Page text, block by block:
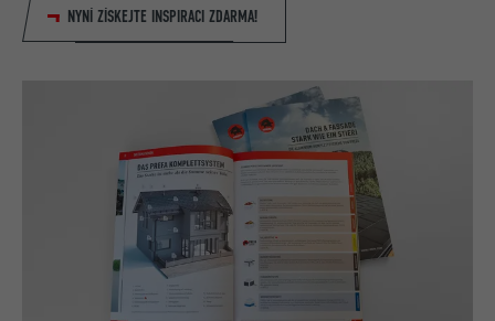
NYNÍ ZÍSKEJTE INSPIRACI ZDARMA!